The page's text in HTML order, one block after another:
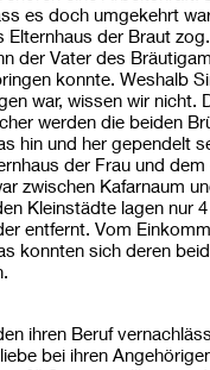
es doch umgekehrt
Elternhaus der Braut
der Vater des
konnte. Weshalb
war, wissen wir nicht.
werden die beiden
hin und her gependelt
der Frau und dem
zwischen Kafarnaum
Kleinstädte lagen nur
entfernt. Vom
konnten sich deren
ihren Beruf
bei ihren